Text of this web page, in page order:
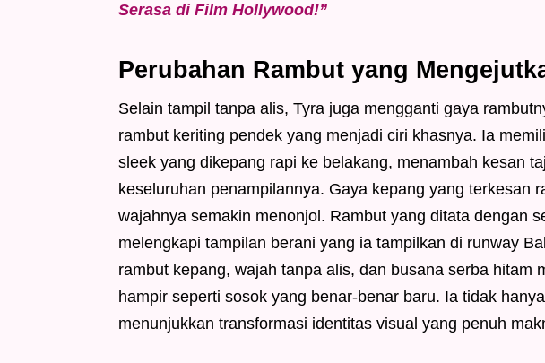
Serasa di Film Hollywood!”
Perubahan Rambut yang
Selain tampil tanpa alis, Tyra juga mengganti gaya
rambut keriting pendek yang menjadi ciri khasnya. Ia
sleek yang dikepang rapi ke belakang, menambah kesan
keseluruhan penampilannya. Gaya kepang yang terkesan
wajahnya semakin menonjol. Rambut yang ditata dengan
melengkapi tampilan berani yang ia tampilkan di runway
rambut kepang, wajah tanpa alis, dan busana serba hitam
hampir seperti sosok yang benar-benar baru. Ia tidak
menunjukkan transformasi identitas visual yang penuh